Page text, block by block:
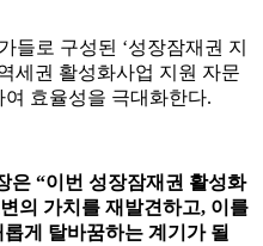
들로 구성된 ‘성장잠재권 지
세권 활성화사업 지원 자문
효율성을 극대화한다.
은 “이번 성장잠재권 활성화
의 가치를 재발견하고, 이를
게 탈바꿈하는 계기가 될